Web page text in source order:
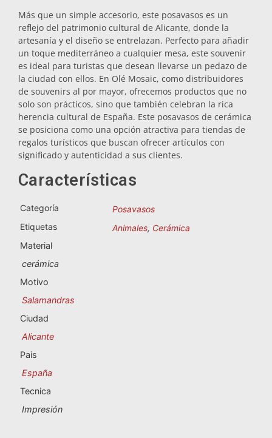
Souvenirs por ciudad
Souvenirs de España
Souvenirs de Portugal
Souvenirs personalizados
Albacete
Almería
Badajoz
Barcelona
Más que un simple accesorio, este posavasos es un
reflejo del patrimonio cultural de Alicante, donde la
artesanía y el diseño se entrelazan. Perfecto para añadir
un toque mediterráneo a cualquier mesa, este souvenir
es ideal para turistas que desean llevarse un pedazo de
la ciudad con ellos. En Olé Mosaic, como distribuidores
de souvenirs al por mayor, ofrecemos productos que no
solo son prácticos, sino que también celebran la rica
herencia cultural de España. Este posavasos de cerámica
se posiciona como una opción atractiva para tiendas de
regalos turísticos que buscan ofrecer artículos con
significado y autenticidad a sus clientes.
Características
Categoría
Posavasos
Etiquetas
Animales, Cerámica
Material
cerámica
Motivo
Salamandras
Ciudad
Alicante
Pais
España
Tecnica
Impresión